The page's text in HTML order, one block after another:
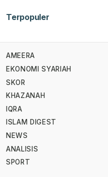
Terpopuler
AMEERA
EKONOMI SYARIAH
SKOR
KHAZANAH
IQRA
ISLAM DIGEST
NEWS
ANALISIS
SPORT